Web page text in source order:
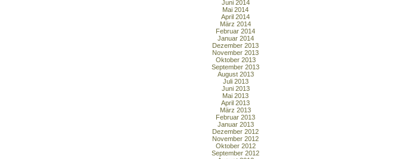
Juni 2014
Mai 2014
April 2014
März 2014
Februar 2014
Januar 2014
Dezember 2013
November 2013
Oktober 2013
September 2013
August 2013
Juli 2013
Juni 2013
Mai 2013
April 2013
März 2013
Februar 2013
Januar 2013
Dezember 2012
November 2012
Oktober 2012
September 2012